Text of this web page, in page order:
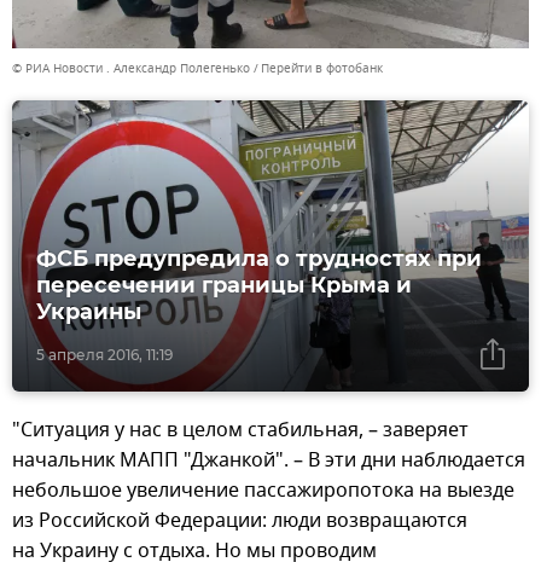
© РИА Новости . Александр Полегенько Перейти в фотобанк
5 апреля 2016, 11:19
ФСБ предупредила о трудностях при
пересечении границы Крыма и
Украины
"Ситуация у нас в целом стабильная, – заверяет
начальник МАПП "Джанкой". – В эти дни наблюдается
небольшое увеличение пассажиропотока на выезде
из Российской Федерации: люди возвращаются
на Украину с отдыха. Но мы проводим